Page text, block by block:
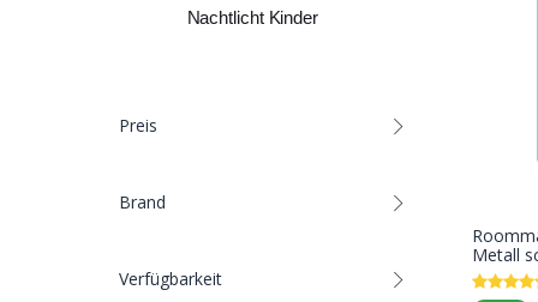
Nachtlicht Kinder
Preis
Brand
Verfügbarkeit
Metall